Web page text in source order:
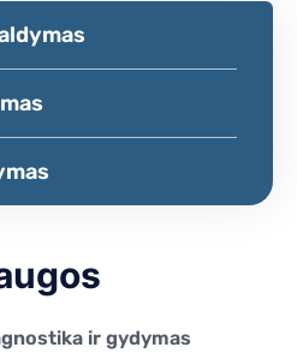
ir gydymas